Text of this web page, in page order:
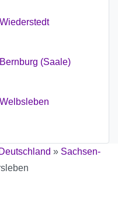
(Saale)
Deutschland » Sachsen-